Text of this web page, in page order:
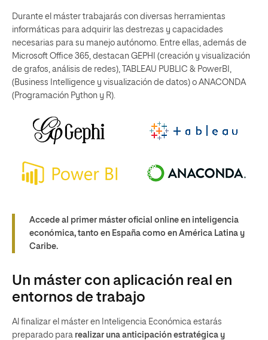
Durante el máster trabajarás con diversas herramientas
informáticas para adquirir las destrezas y capacidades
necesarias para su manejo autónomo. Entre ellas, además de
Microsoft Office 365, destacan GEPHI (creación y visualización
de grafos, análisis de redes), TABLEAU PUBLIC & PowerBI,
(Business Intelligence y visualización de datos) o ANACONDA
(Programación Python y R).
Accede al primer máster oficial online en inteligencia
económica, tanto en España como en América Latina y
Caribe.
Un máster con aplicación real en
entornos de trabajo
Al finalizar el máster en Inteligencia Económica estarás
preparado para realizar una anticipación estratégica y